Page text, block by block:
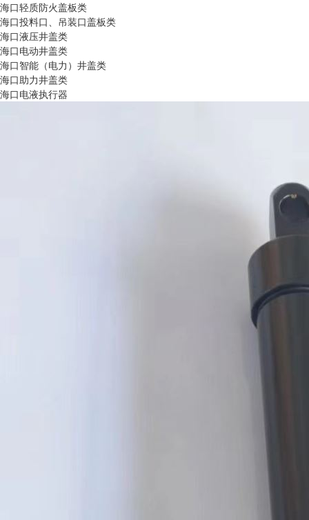
海口轻质防火盖板类
海口投料口、吊装口盖板类
海口液压井盖类
海口电动井盖类
海口智能（电力）井盖类
海口助力井盖类
海口电液执行器